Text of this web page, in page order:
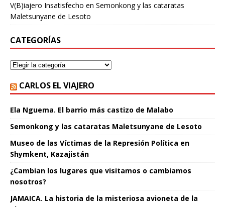
V(B)iajero Insatisfecho en Semonkong y las cataratas
Maletsunyane de Lesoto
CATEGORÍAS
CARLOS EL VIAJERO
Ela Nguema. El barrio más castizo de Malabo
Semonkong y las cataratas Maletsunyane de Lesoto
Museo de las Víctimas de la Represión Política en
Shymkent, Kazajistán
¿Cambian los lugares que visitamos o cambiamos
nosotros?
JAMAICA. La historia de la misteriosa avioneta de la